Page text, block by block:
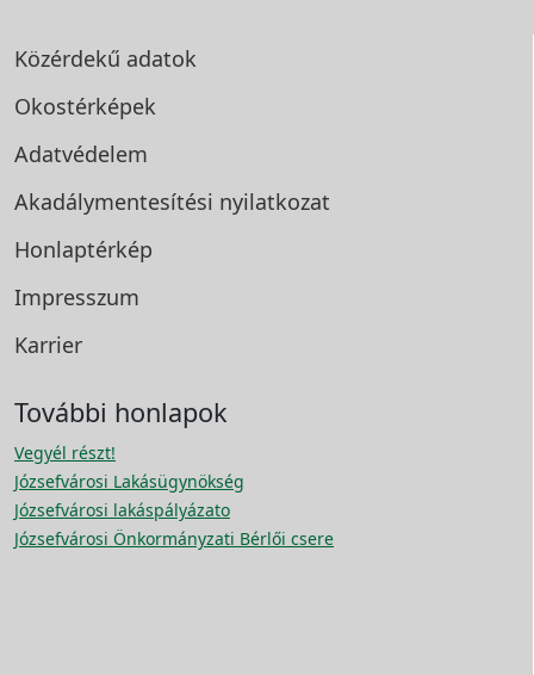
Közérdekű adatok
Okostérképek
Adatvédelem
Akadálymentesítési nyilatkozat
Honlaptérkép
Impresszum
Karrier
További honlapok
Vegyél részt!
Józsefvárosi Lakásügynökség
Józsefvárosi lakáspályázato
Józsefvárosi Önkormányzati Bérlői csere